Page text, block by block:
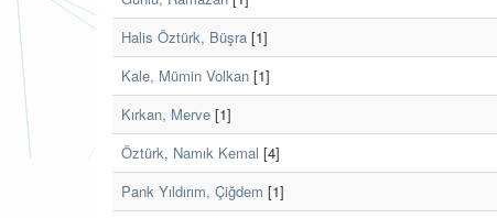
Halis Öztürk, Büşra [1]
Kale, Mümin Volkan [1]
Kırkan, Merve [1]
Öztürk, Namık Kemal [4]
Pank Yıldırım, Çiğdem [1]